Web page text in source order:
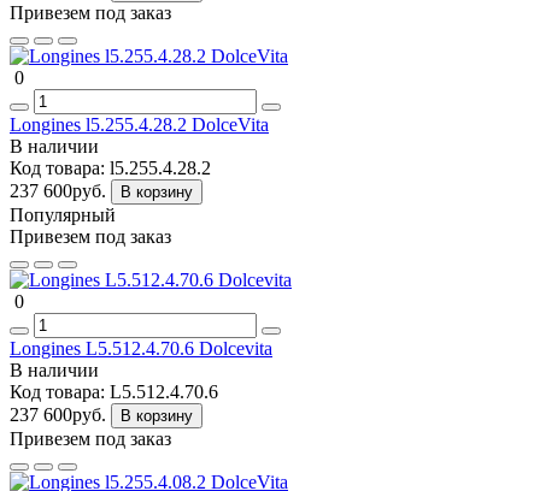
Привезем под заказ
0
Longines l5.255.4.28.2 DolceVita
В наличии
Код товара: l5.255.4.28.2
237 600руб.
В корзину
Популярный
Привезем под заказ
0
Longines L5.512.4.70.6 Dolcevita
В наличии
Код товара: L5.512.4.70.6
237 600руб.
В корзину
Привезем под заказ